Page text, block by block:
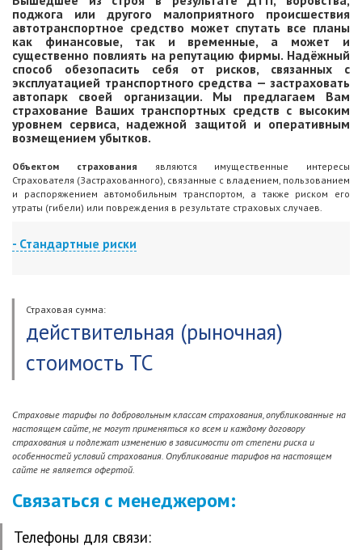
поджога или другого малоприятного происшествия
автотранспортное средство может спутать все планы
как финансовые, так и временные, а может и
существенно повлиять на репутацию фирмы. Надёжный
способ обезопасить себя от рисков, связанных с
эксплуатацией транспортного средства — застраховать
автопарк своей организации. Мы предлагаем Вам
страхование Ваших транспортных средств с высоким
уровнем сервиса, надежной защитой и оперативным
возмещением убытков.
Объектом страхования являются имущественные интересы
Страхователя (Застрахованного), связанные с владением, пользованием
и распоряжением автомобильным транспортом, а также риском его
утраты (гибели) или повреждения в результате страховых случаев.
- Стандартные риски
дорожно-транспортное происшествие (ДТП): событие, возникшее в
процессе движения по дороге автомобильного транспорта и с его
участием, при котором произошло столкновение с другим
неподвижные предметы (сооружения, препятствия, птиц, животных и т.п.),
опрокидывание, затопление, а также падение какого-либо предмета на
противоправные действия третьих лиц: угон, разбой, грабеж, кража
автомобильного транспорта или его отдельных частей, деталей,
дополнительного оборудования, и уничтожение либо повреждение их,
связанное с угоном, разбоем, грабежом, кражей либо попыткой угона,
разбоя, грабежа, кражи;
землетрясение, обвал, оползень;
иные непредвиденные события: пожар, взрыв, провал под лед,
систем.
Страховая сумма:
действительная (рыночная)
стоимость ТС
Страховые тарифы по добровольным классам страхования, опубликованные на
настоящем сайте, не могут применяться ко всем и каждому договору
страхования и подлежат изменению в зависимости от степени риска и
особенностей условий страхования. Опубликование тарифов на настоящем
сайте не является офертой.
Связаться с менеджером:
Телефоны для связи: